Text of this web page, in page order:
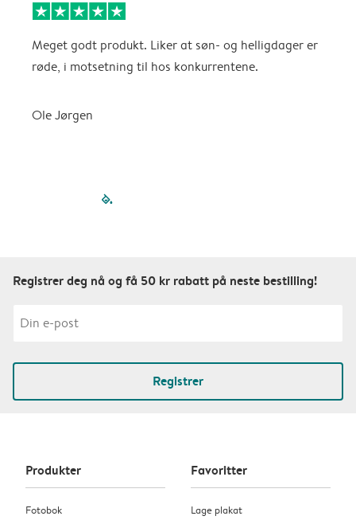
Meget godt produkt. Liker at søn- og helligdager er
røde, i motsetning til hos konkurrentene.
Ole Jørgen
filled-pagination
Registrer deg nå og få 50 kr rabatt på neste bestilling!
Registrer
Produkter
Fotobok
Favoritter
Lage plakat